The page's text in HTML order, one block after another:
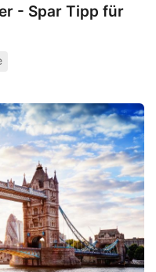
- Spar Tipp für